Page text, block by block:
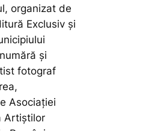
organizat de
Exclusiv și
și
fotograf
Asociației
Artiștilor